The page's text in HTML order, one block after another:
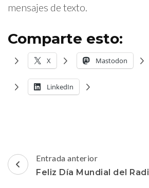
mensajes de texto.
Comparte esto:
X Mastodon
LinkedIn
Navegación
de
Entrada anterior
Feliz Día Mundial del